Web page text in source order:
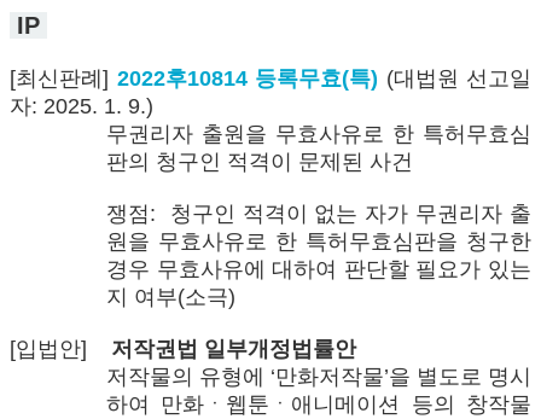
IP
[최신판례] 2022후10814 등록무효(특) (대법원 선고일
자: 2025. 1. 9.)
무권리자 출원을 무효사유로 한 특허무효심
판의 청구인 적격이 문제된 사건
쟁점: 청구인 적격이 없는 자가 무권리자 출
원을 무효사유로 한 특허무효심판을 청구한
경우 무효사유에 대하여 판단할 필요가 있는
지 여부(소극)
[입법안] 저작권법 일부개정법률안
저작물의 유형에 ‘만화저작물’을 별도로 명시
하여 만화ㆍ웹툰ㆍ애니메이션 등의 창작물